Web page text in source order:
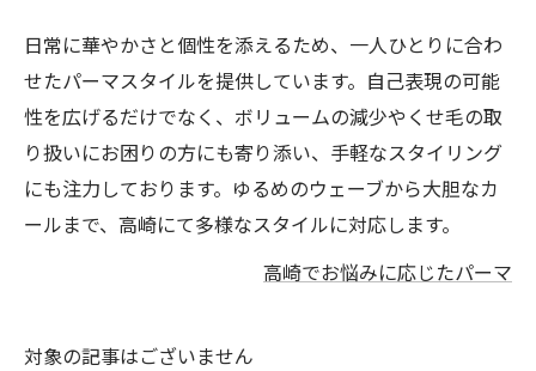
日常に華やかさと個性を添えるため、一人ひとりに合わ
せたパーマスタイルを提供しています。自己表現の可能
性を広げるだけでなく、ボリュームの減少やくせ毛の取
り扱いにお困りの方にも寄り添い、手軽なスタイリング
にも注力しております。ゆるめのウェーブから大胆なカ
ールまで、高崎にて多様なスタイルに対応します。
高崎でお悩みに応じたパーマ
対象の記事はございません